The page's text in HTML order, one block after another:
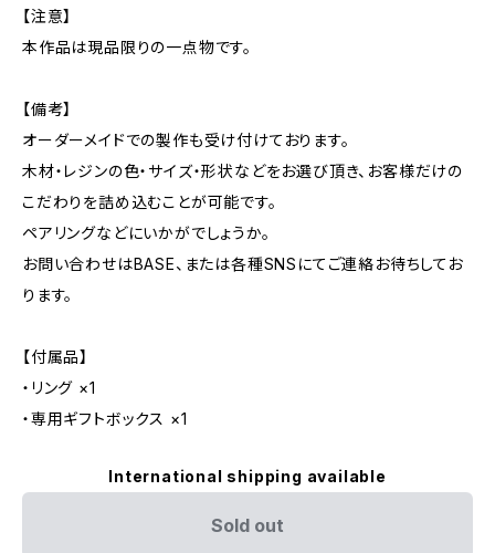
【注意】
本作品は現品限りの一点物です。
【備考】
オーダーメイドでの製作も受け付けております。
木材・レジンの色・サイズ・形状などをお選び頂き、お客様だけの
こだわりを詰め込むことが可能です。
ペアリングなどにいかがでしょうか。
お問い合わせはBASE、または各種SNSにてご連絡お待ちしてお
ります。
【付属品】
・リング ×1
・専用ギフトボックス ×1
International shipping available
Sold out